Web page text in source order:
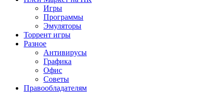
Игры
Программы
Эмуляторы
Торрент игры
Разное
Антивирусы
Графика
Офис
Советы
Правообладателям